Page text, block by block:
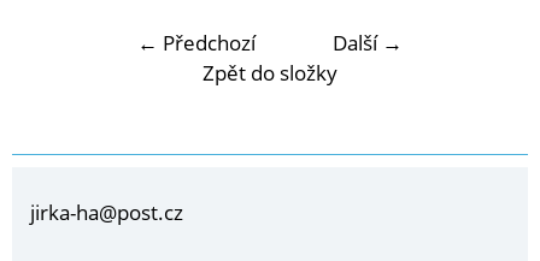
← Předchozí
Další →
Zpět do složky
jirka-ha@post.cz